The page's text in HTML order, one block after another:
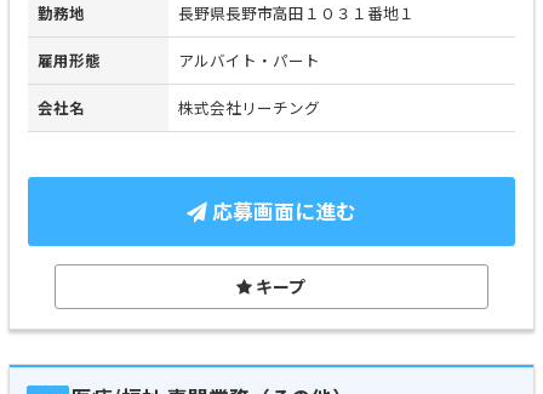
勤務地 長野県長野市高田１０３１番地１
雇用形態 アルバイト・パート
会社名 株式会社リーチング
応募画面に進む
キープ